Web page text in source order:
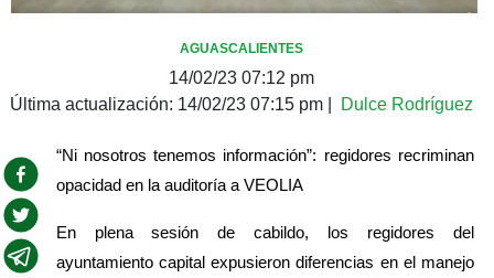
AGUASCALIENTES
14/02/23 07:12 pm
Última actualización: 14/02/23 07:15 pm Dulce Rodríguez
“Ni nosotros tenemos información”: regidores recriminan
opacidad en la auditoría a VEOLIA
En plena sesión de cabildo, los regidores del
ayuntamiento capital expusieron diferencias en el manejo